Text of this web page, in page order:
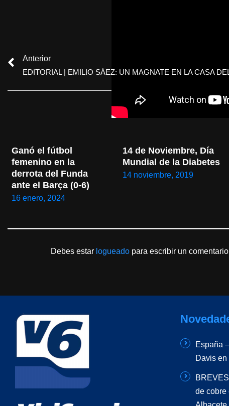
Anterior
EDITORIAL | EMILIO SÁEZ: UN MAGNATE EN LA CASA
Ganó el fútbol
femenino en la
derrota del Funda
ante el Barça (0-6)
16 enero, 2024
14 de Noviembre, Día
Mundial de la Diabetes
14 noviembre, 2019
Debes estar logueado para escribir un comentario
España
Davis
de cobre